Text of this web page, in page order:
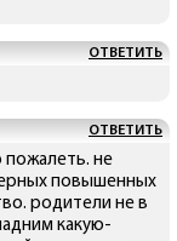
ОТВЕТИТЬ
ОТВЕТИТЬ
пожалеть. не
повышенных
родители не в
какую-